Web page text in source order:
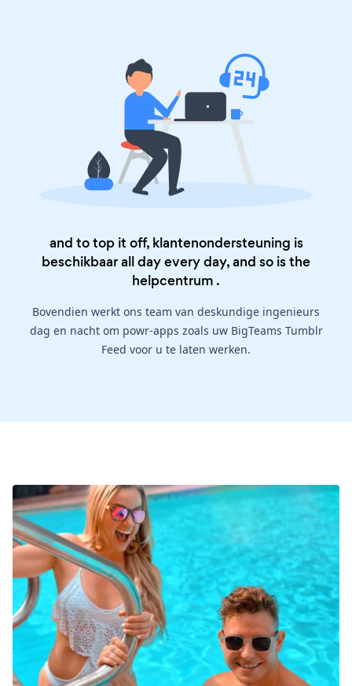
and to top it off, klantenondersteuning is
beschikbaar all day every day, and so is the
helpcentrum .
Bovendien werkt ons team van deskundige ingenieurs
dag en nacht om powr-apps zoals uw BigTeams Tumblr
Feed voor u te laten werken.